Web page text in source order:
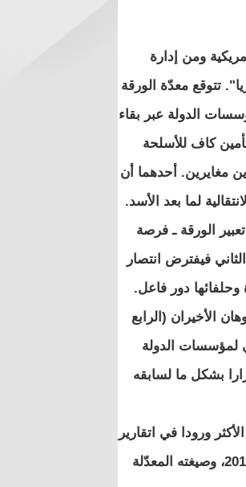
ومن إدارة
تتوقع معدّة الورقة
الدولة عبر بقاء
كاف للأسلحة
مغايرين. أحدهما أن
لما بعد الأسد.
الورقة ـ فرصة
فيفترض انتصار
وحلفائها دور فاعل.
الأخيران (الرابع
لمؤسسات الدولة
بشكل ما لسابقه
ورودا في اتقارير
والأوراق منذ ثلاث سنوات (مثلا تقرير مؤسسة رأند "آفاق بديلة في سوريا"، ديسمبر 2013، وصيغته المعدّلة